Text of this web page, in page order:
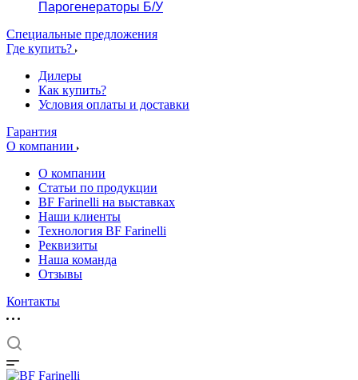
Парогенераторы Б/У
Специальные предложения
Где купить?
Дилеры
Как купить?
Условия оплаты и доставки
Гарантия
О компании
О компании
Статьи по продукции
BF Farinelli на выставках
Наши клиенты
Технология BF Farinelli
Реквизиты
Наша команда
Отзывы
Контакты